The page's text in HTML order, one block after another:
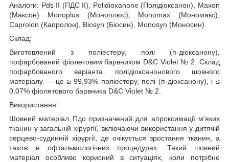
Аналоги: Pds II (ПДС II), Polidioxanone (Полідіоксанон), Maxon
(Максон) Monoplus (Моноплюс), Monomax (Мономакс),
Caprolon (Капролон), Biosyn (Біосин), Monosyn (Моносин).
Склад:
Виготовлений з поліестеру, полі (п-діоксанонy),
пофарбований фіолетовим барвником D&C Violet№ 2. Склад
пофарбованого варіанта полідіоксанонового шовного
матеріалу — це ≥ 99,93% поліестеру, полі (п-діоксанону), і ≤
0,07% фіолетового барвника D&C Violet № 2.
Використання:
Шовний матеріал Пдо призначений для апроксимації м'яких
тканин у загальній хірургії, включаючи використання у дитячій
серцево-судинній хірургії, де очікується зростання тканин, а
також в офтальмологічних процедурах. Такий шовний
матеріал особливо корисний в ситуаціях, коли потрібне